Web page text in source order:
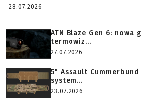
28.07.2026
ATN Blaze Gen 6: nowa
termowiz...
27.07.2026
5" Assault Cummerbund
system...
23.07.2026